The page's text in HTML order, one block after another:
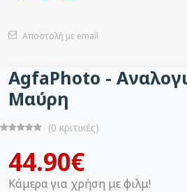
Αποστολή με email
AgfaPhoto -
Μαύρη
(0 κριτικές)
44.90€
Κάμερα για χρήση με φιλμ!